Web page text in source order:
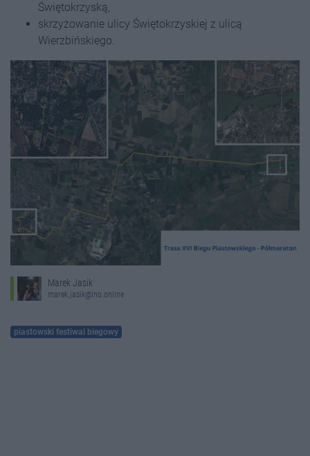
Świętokrzyską,
skrzyżowanie ulicy Świętokrzyskiej z ulicą
Wierzbińskiego.
Marek Jasik
marek.jasik@ino.online
piastowski festiwal biegowy